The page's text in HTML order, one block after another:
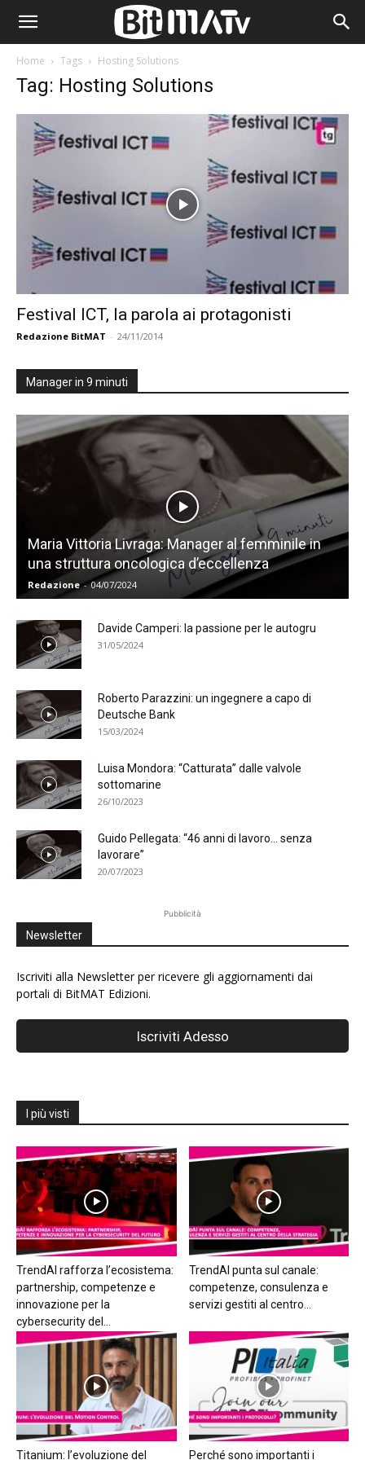
Home Tags Hosting Solutions
Tag: Hosting Solutions
Festival ICT, la parola ai protagonisti
Redazione BitMAT - 24/11/2014
Manager in 9 minuti
Maria Vittoria Livraga: Manager al femminile in
una struttura oncologica d’eccellenza
Redazione - 04/07/2024
Davide Camperi: la passione per le autogru
31/05/2024
Roberto Parazzini: un ingegnere a capo di
Deutsche Bank
15/03/2024
Luisa Mondora: “Catturata” dalle valvole
sottomarine
26/10/2023
Guido Pellegata: “46 anni di lavoro… senza
lavorare”
20/07/2023
Pubblicità
Newsletter
Iscriviti alla Newsletter per ricevere gli aggiornamenti dai
portali di BitMAT Edizioni.
I più visti
TrendAI rafforza l’ecosistema:
partnership, competenze e
innovazione per la
cybersecurity del...
TrendAI punta sul canale:
competenze, consulenza e
servizi gestiti al centro...
Titanium: l’evoluzione del Perché sono importanti i